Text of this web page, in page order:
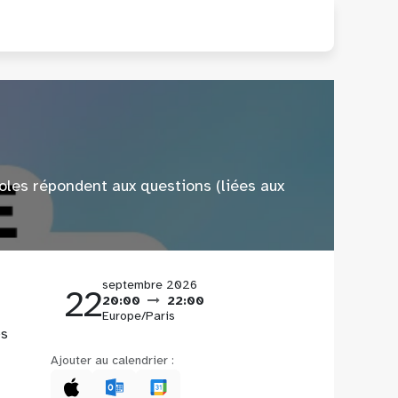
répondent aux questions (liées aux
22septembre 2026
20:00
22:00
Europe/Paris
Ajouter au calendrier :